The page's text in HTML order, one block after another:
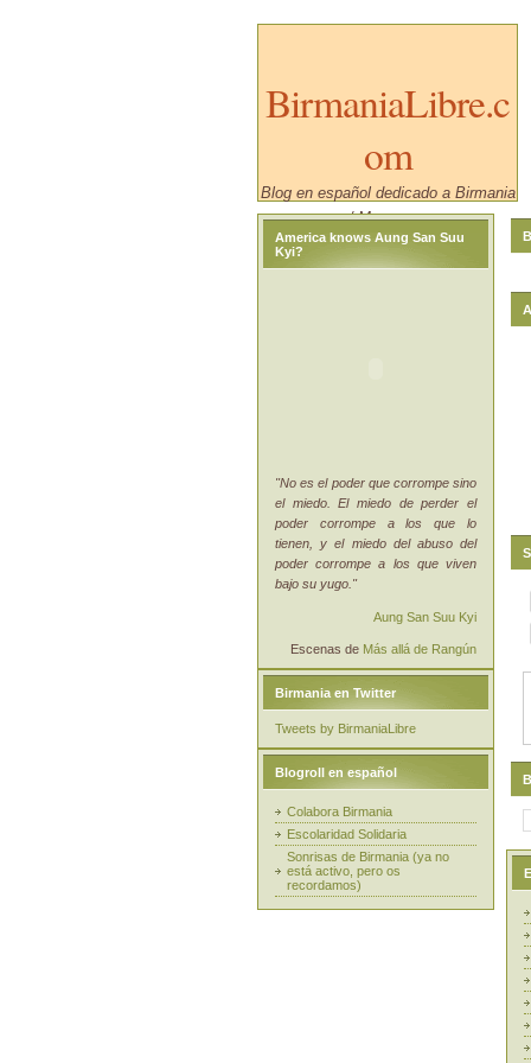
BirmaniaLibre.c
om
Blog en español dedicado a Birmania
/ Myanmar.
America knows Aung San Suu
Kyi?
"No es el poder que corrompe sino
el miedo. El miedo de perder el
poder corrompe a los que lo
tienen, y el miedo del abuso del
poder corrompe a los que viven
bajo su yugo."
Aung San Suu Kyi
Escenas de Más allá de Rangún
Birmania en Twitter
Tweets by BirmaniaLibre
Blogroll en español
Colabora Birmania
Escolaridad Solidaria
Sonrisas de Birmania (ya no
está activo, pero os
recordamos)